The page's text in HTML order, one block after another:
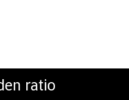
ratio